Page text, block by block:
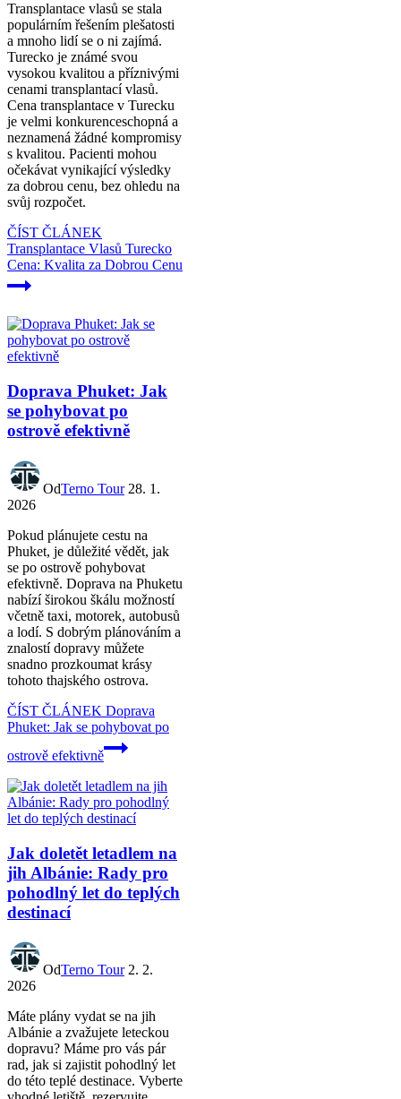
Transplantace vlasů se stala
populárním řešením plešatosti
a mnoho lidí se o ni zajímá.
Turecko je známé svou
vysokou kvalitou a příznivými
cenami transplantací vlasů.
Cena transplantace v Turecku
je velmi konkurenceschopná a
neznamená žádné kompromisy
s kvalitou. Pacienti mohou
očekávat vynikající výsledky
za dobrou cenu, bez ohledu na
svůj rozpočet.
ČÍST ČLÁNEK
Transplantace Vlasů Turecko
Cena: Kvalita za Dobrou Cenu
Doprava Phuket: Jak
se pohybovat po
ostrově efektivně
OdTerno Tour 28. 1.
2026
Pokud plánujete cestu na
Phuket, je důležité vědět, jak
se po ostrově pohybovat
efektivně. Doprava na Phuketu
nabízí širokou škálu možností
včetně taxi, motorek, autobusů
a lodí. S dobrým plánováním a
znalostí dopravy můžete
snadno prozkoumat krásy
tohoto thajského ostrova.
ČÍST ČLÁNEK Doprava
Phuket: Jak se pohybovat po
ostrově efektivně
Jak doletět letadlem na
jih Albánie: Rady pro
pohodlný let do teplých
destinací
OdTerno Tour 2. 2.
2026
Máte plány vydat se na jih
Albánie a zvažujete leteckou
dopravu? Máme pro vás pár
rad, jak si zajistit pohodlný let
do této teplé destinace. Vyberte